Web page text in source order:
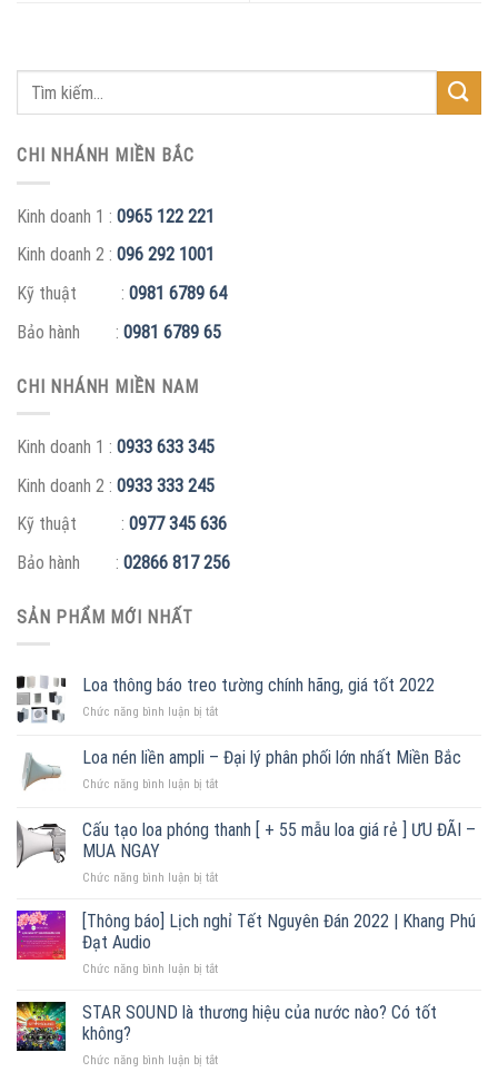
CHI NHÁNH MIỀN BẮC
Kinh doanh 1 : 0965 122 221
Kinh doanh 2 : 096 292 1001
Kỹ thuật : 0981 6789 64
Bảo hành : 0981 6789 65
CHI NHÁNH MIỀN NAM
Kinh doanh 1 : 0933 633 345
Kinh doanh 2 : 0933 333 245
Kỹ thuật : 0977 345 636
Bảo hành : 02866 817 256
SẢN PHẨM MỚI NHẤT
Loa thông báo treo tường chính hãng, giá tốt 2022
Chức năng bình luận bị tắtở
thông
báo
treo
chính
tốt
Loa nén liền ampli – Đại lý phân phối lớn nhất Miền Bắc
Chức năng bình luận bị tắtở
nén
liền
–
lý
phân
lớn
Miền
Cấu tạo loa phóng thanh [ + 55 mẫu loa giá rẻ ] ƯU ĐÃI –
MUA NGAY
Chức năng bình luận bị tắtở
tạo
loa
thanh
+
loa
[Thông báo] Lịch nghỉ Tết Nguyên Đán 2022 | Khang Phú
Đạt Audio
Chức năng bình luận bị tắtở
báo]
Tết
STAR SOUND là thương hiệu của nước nào? Có tốt
không?
Chức năng bình luận bị tắtở